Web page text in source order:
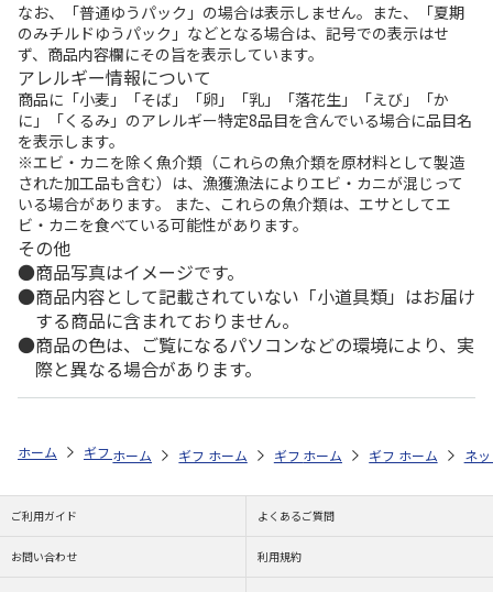
なお、「普通ゆうパック」の場合は表示しません。また、「夏期
のみチルドゆうパック」などとなる場合は、記号での表示はせ
ず、商品内容欄にその旨を表示しています。
アレルギー情報について
商品に「小麦」「そば」「卵」「乳」「落花生」「えび」「か
に」「くるみ」のアレルギー特定8品目を含んでいる場合に品目名
を表示します。
※エビ・カニを除く魚介類（これらの魚介類を原材料として製造
された加工品も含む）は、漁獲漁法によりエビ・カニが混じって
いる場合があります。 また、これらの魚介類は、エサとしてエ
ビ・カニを食べている可能性があります。
その他
商品写真はイメージです。
商品内容として記載されていない「小道具類」はお届け
する商品に含まれておりません。
商品の色は、ご覧になるパソコンなどの環境により、実
際と異なる場合があります。
ホーム ギフトストア お中元・夏ギフト特集 2026 お菓子・スイーツ
ホーム ギフトストア お中元・夏ギフト特集 2026
ホーム ギフトストア お中元・夏ギフト
ホーム ギフトストア お
ホーム ネ
ご利用ガイド よくあるご質問
お問い合わせ 利用規約